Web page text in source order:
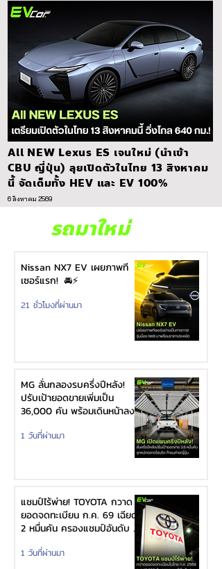
All NEW Lexus ES เจนใหม่ (นำเข้า
CBU ญี่ปุ่น) ลุยเปิดตัวในไทย 13 สิงหาคม
นี้ จัดเต็มทั้ง HEV และ EV 100%
6 สิงหาคม 2569
รถมาใหม่
Nissan NX7 EV เผยภาพที
เซอร์แรก! 🚘⚡
21 ชั่วโมงที่ผ่านมา
MG ลั่นกลองรบครึ่งปีหลัง!
ปรับเป้ายอดขายเพิ่มเป็น
36,000 คัน พร้อมเดินหน้าลง
(HEV)
1 วันที่ผ่านมา
แชมป์ไร้พ่าย! TOYOTA กวาด
ยอดจดทะเบียน ก.ค. 69 เฉียด
2 หมื่นคัน ครองแชมป์อันดับ 1
1 วันที่ผ่านมา